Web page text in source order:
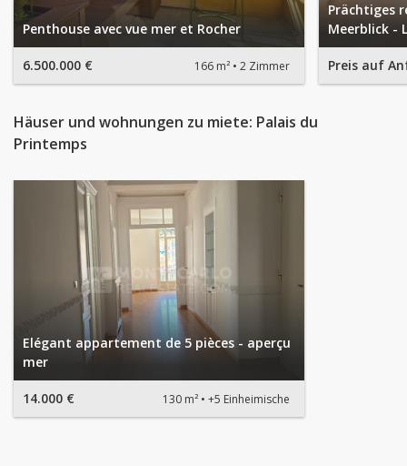
Penthouse avec vue mer et Rocher
6.500.000 € 166 m² 2 Zimmer
Prächtiges
Meerblick -
Preis auf
Häuser und wohnungen zu miete: Palais du
Printemps
Elégant appartement de 5 pièces - aperçu
mer
14.000 € 130 m² +5 Einheimische